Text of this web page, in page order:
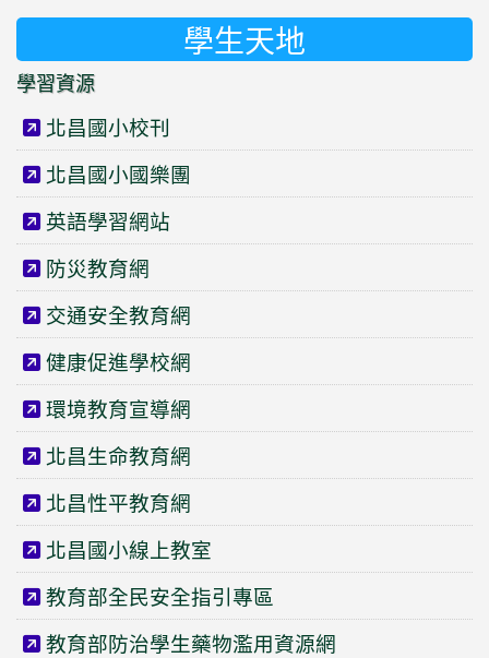
學生天地
學習資源
北昌國小校刊
北昌國小國樂團
英語學習網站
防災教育網
交通安全教育網
健康促進學校網
環境教育宣導網
北昌生命教育網
北昌性平教育網
北昌國小線上教室
教育部全民安全指引專區
教育部防治學生藥物濫用資源網